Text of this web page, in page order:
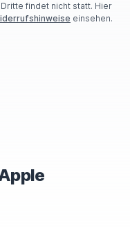
findet nicht statt. Hier
einsehen.